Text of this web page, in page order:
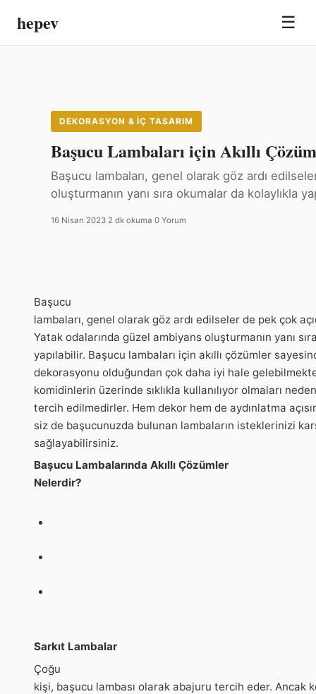
hepev ☰
DEKORASYON & İÇ TASARIM
Başucu Lambaları için Akıllı
Başucu lambaları, genel olarak göz ardı
oluşturmanın yanı sıra okumalar da kolaylıkla
16 Nisan 2023 2 dk okuma 0 Yorum
Başucu
lambaları, genel olarak göz ardı edilseler de pek çok
Yatak odalarında güzel ambiyans oluşturmanın yanı
yapılabilir. Başucu lambaları için akıllı çözümler
dekorasyonu olduğundan çok daha iyi hale
komidinlerin üzerinde sıklıkla kullanılıyor olmaları
tercih edilmedirler. Hem dekor hem de aydınlatma
siz de başucunuzda bulunan lambaların isteklerinizi
sağlayabilirsiniz.
Başucu Lambalarında Akıllı Çözümler
Nelerdir?
Sarkıt Lambalar
Çoğu
kişi, başucu lambası olarak abajuru tercih eder. Ancak